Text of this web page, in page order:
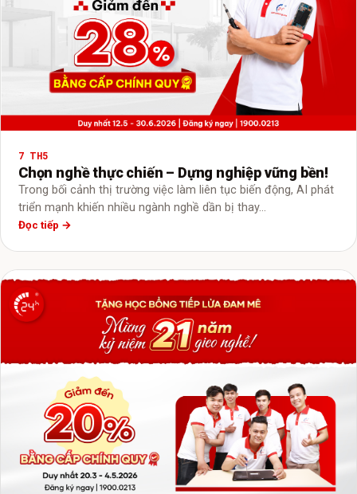
7 TH5
Chọn nghề thực chiến – Dựng nghiệp vững bền!
Trong bối cảnh thị trường việc làm liên tục biến động, AI phát
triển mạnh khiến nhiều ngành nghề dần bị thay…
Đọc tiếp →